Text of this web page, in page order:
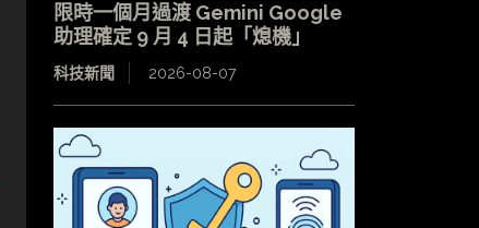
限時一個月過渡 Gemini Google
助理確定 9 月 4 日起「熄機」
科技新聞 2026-08-07